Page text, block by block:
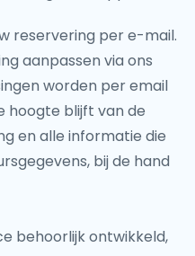
reservering per e-mail.
aanpassen via ons
worden per email
hoogte blijft van de
en alle informatie die
bij de hand
behoorlijk ontwikkeld,